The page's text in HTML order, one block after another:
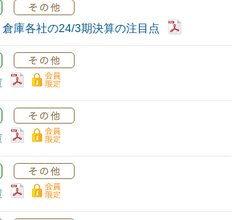
倉庫各社の24/3期決算の注目点